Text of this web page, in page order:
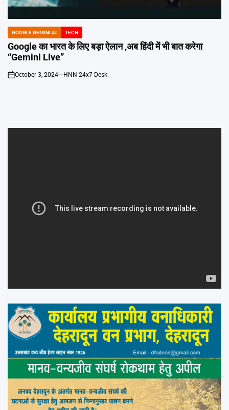
POSTED
IN
GOOGLE GEMINI AI TECH
Google का भारत के लिए बड़ा ऐलान ,अब हिंदी में भी बात करेगा
“Gemini Live”
on
October 3, 2024 HNN 24x7 Desk